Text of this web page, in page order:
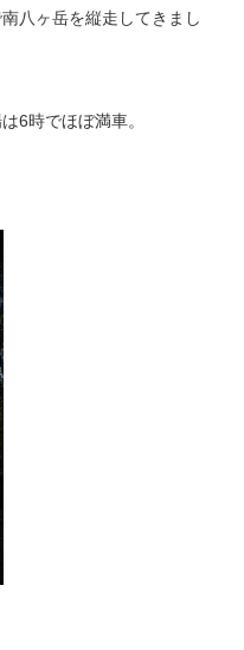
八ヶ岳を縦走してきまし
6時でほぼ満車。